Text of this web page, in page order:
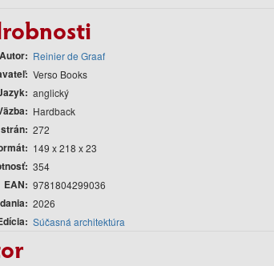
Autor Reinier de Graaf
Verso Books
anglický
Hardback
272
149 x 218 x 23
354
EAN 9781804299036
2026
Súčasná architektúra